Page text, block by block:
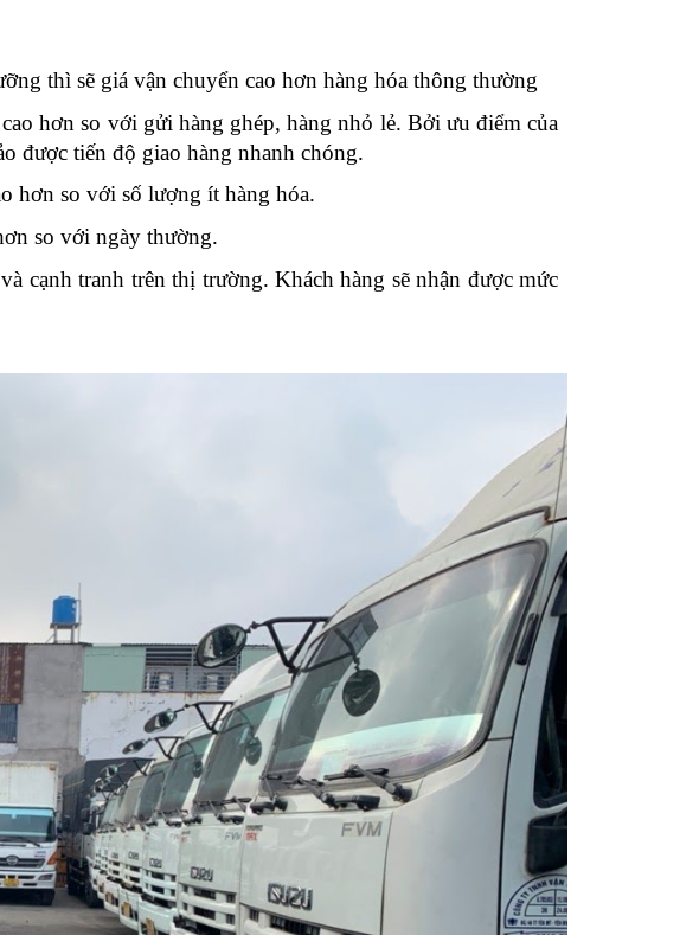
thì sẽ giá vận chuyển cao hơn hàng hóa thông thường
hơn so với gửi hàng ghép, hàng nhỏ lẻ. Bởi ưu điểm của
được tiến độ giao hàng nhanh chóng.
hơn so với số lượng ít hàng hóa.
so với ngày thường.
cạnh tranh trên thị trường. Khách hàng sẽ nhận được mức